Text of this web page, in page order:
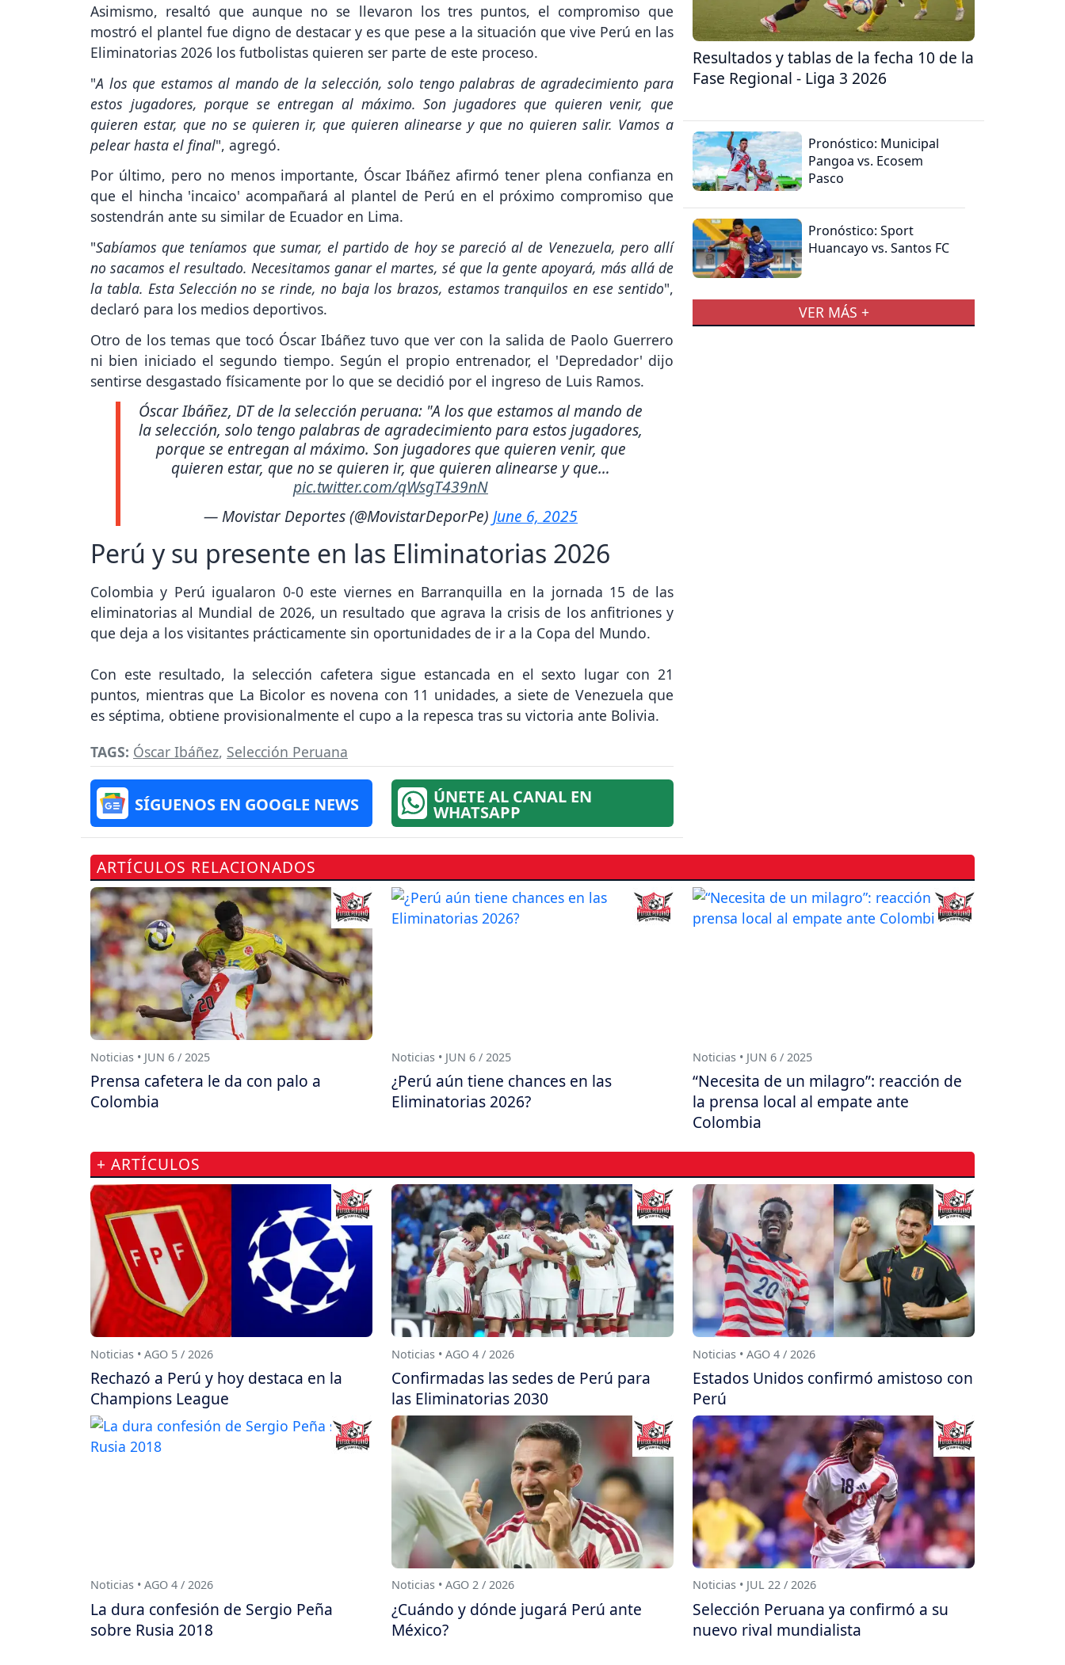
Asimismo, resaltó que aunque no se llevaron los tres puntos, el compromiso que
mostró el plantel fue digno de destacar y es que pese a la situación que vive Perú en las
Eliminatorias 2026 los futbolistas quieren ser parte de este proceso.
"A los que estamos al mando de la selección, solo tengo palabras de agradecimiento para
estos jugadores, porque se entregan al máximo. Son jugadores que quieren venir, que
quieren estar, que no se quieren ir, que quieren alinearse y que no quieren salir. Vamos a
pelear hasta el final", agregó.
Por último, pero no menos importante, Óscar Ibáñez afirmó tener plena confianza en
que el hincha 'incaico' acompañará al plantel de Perú en el próximo compromiso que
sostendrán ante su similar de Ecuador en Lima.
"Sabíamos que teníamos que sumar, el partido de hoy se pareció al de Venezuela, pero allí
no sacamos el resultado. Necesitamos ganar el martes, sé que la gente apoyará, más allá de
la tabla. Esta Selección no se rinde, no baja los brazos, estamos tranquilos en ese sentido",
declaró para los medios deportivos.
Otro de los temas que tocó Óscar Ibáñez tuvo que ver con la salida de Paolo Guerrero
ni bien iniciado el segundo tiempo. Según el propio entrenador, el 'Depredador' dijo
sentirse desgastado físicamente por lo que se decidió por el ingreso de Luis Ramos.
Óscar Ibáñez, DT de la selección peruana: "A los que estamos al mando de
la selección, solo tengo palabras de agradecimiento para estos jugadores,
porque se entregan al máximo. Son jugadores que quieren venir, que
quieren estar, que no se quieren ir, que quieren alinearse y que…
pic.twitter.com/qWsgT439nN
— Movistar Deportes (@MovistarDeporPe) June 6, 2025
Perú y su presente en las Eliminatorias 2026
Colombia y Perú igualaron 0-0 este viernes en Barranquilla en la jornada 15 de las
eliminatorias al Mundial de 2026, un resultado que agrava la crisis de los anfitriones y
que deja a los visitantes prácticamente sin oportunidades de ir a la Copa del Mundo.
Con este resultado, la selección cafetera sigue estancada en el sexto lugar con 21
puntos, mientras que La Bicolor es novena con 11 unidades, a siete de Venezuela que
es séptima, obtiene provisionalmente el cupo a la repesca tras su victoria ante Bolivia.
TAGS: Óscar Ibáñez, Selección Peruana
SÍGUENOS EN GOOGLE NEWS ÚNETE AL CANAL EN
WHATSAPP
Resultados y tablas de la fecha 10 de la
Fase Regional - Liga 3 2026
Pronóstico: Municipal
Pangoa vs. Ecosem
Pasco
Pronóstico: Sport
Huancayo vs. Santos FC
VER MÁS +
ARTÍCULOS RELACIONADOS
Noticias • JUN 6 / 2025
Prensa cafetera le da con palo a
Colombia
Noticias • JUN 6 / 2025
¿Perú aún tiene chances en las
Eliminatorias 2026?
Noticias • JUN 6 / 2025
“Necesita de un milagro”: reacción de
la prensa local al empate ante
Colombia
+ ARTÍCULOS
Noticias • AGO 5 / 2026
Rechazó a Perú y hoy destaca en la
Champions League
Noticias • AGO 4 / 2026
Confirmadas las sedes de Perú para
las Eliminatorias 2030
Noticias • AGO 4 / 2026
Estados Unidos confirmó amistoso con
Perú
Noticias • AGO 4 / 2026
La dura confesión de Sergio Peña
sobre Rusia 2018
Noticias • AGO 2 / 2026
¿Cuándo y dónde jugará Perú ante
México?
Noticias • JUL 22 / 2026
Selección Peruana ya confirmó a su
nuevo rival mundialista